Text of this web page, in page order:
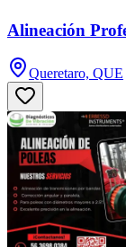
Alineación
Queretaro, QUE